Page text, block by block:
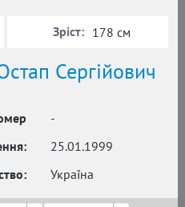
Сергійович
-
25.01.1999
Україна
Зріст: 178 см